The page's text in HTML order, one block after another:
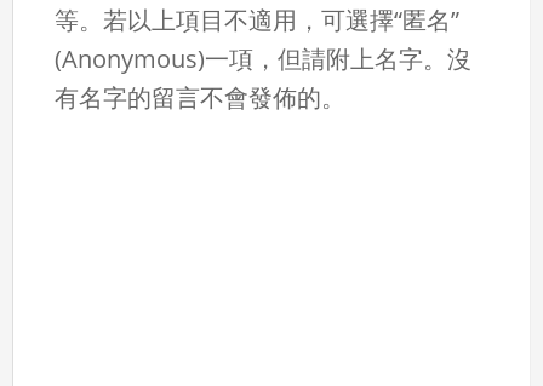
等。若以上項目不適用，可選擇“匿名”
(Anonymous)一項，但請附上名字。沒
有名字的留言不會發佈的。